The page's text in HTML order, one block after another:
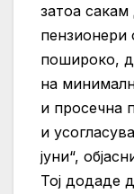
затоа
пошироко,
на
и просечна
и
јуни“,
Тој додаде